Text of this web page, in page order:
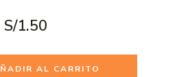
S/1.50
AL CARRITO